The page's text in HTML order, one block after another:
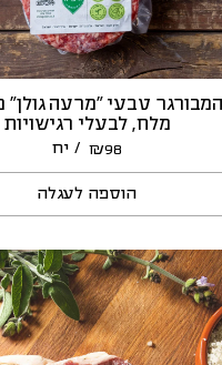
המבורגר טבעי “מרעה גולן”
מלח, לבעלי רגישויות
₪98 / יח
הוספה לעגלה